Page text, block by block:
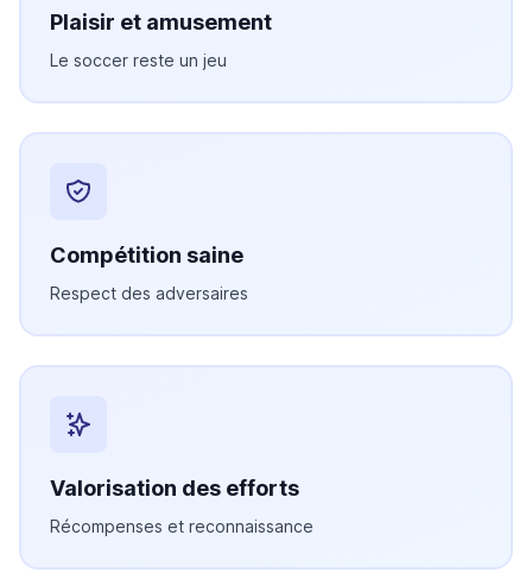
Plaisir et amusement
Le soccer reste un jeu
Compétition saine
Respect des adversaires
Valorisation des efforts
Récompenses et reconnaissance